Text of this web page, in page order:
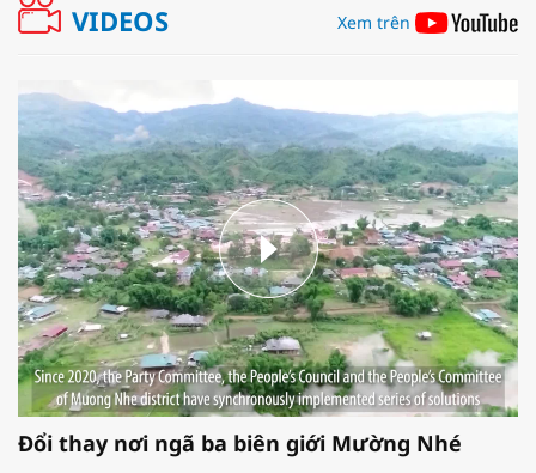
VIDEOS Xem trên
Đổi thay nơi ngã ba biên giới Mường Nhé